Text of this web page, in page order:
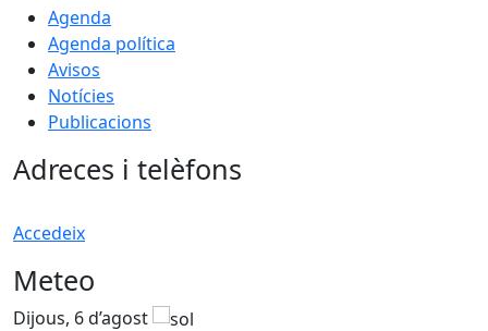
Agenda
Agenda política
Avisos
Notícies
Publicacions
Adreces i telèfons
Accedeix
Meteo
Dijous, 6 d’agost